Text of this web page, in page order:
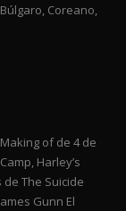
Coreano,
of de 4 de
Harley’s
de The Suicide
Gunn El